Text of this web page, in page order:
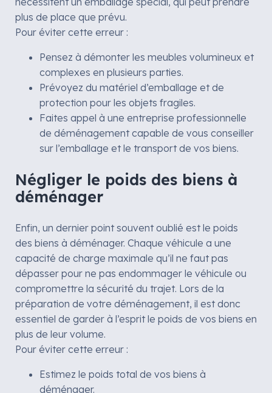
plus de place que prévu.
Pour éviter cette erreur :
Pensez à démonter les meubles volumineux et
complexes en plusieurs parties.
Prévoyez du matériel d’emballage et de
protection pour les objets fragiles.
Faites appel à une entreprise professionnelle
de déménagement capable de vous conseiller
sur l’emballage et le transport de vos biens.
Négliger le poids des biens à
déménager
Enfin, un dernier point souvent oublié est le poids
des biens à déménager. Chaque véhicule a une
capacité de charge maximale qu’il ne faut pas
dépasser pour ne pas endommager le véhicule ou
compromettre la sécurité du trajet. Lors de la
préparation de votre déménagement, il est donc
essentiel de garder à l’esprit le poids de vos biens en
plus de leur volume.
Pour éviter cette erreur :
Estimez le poids total de vos biens à
déménager.